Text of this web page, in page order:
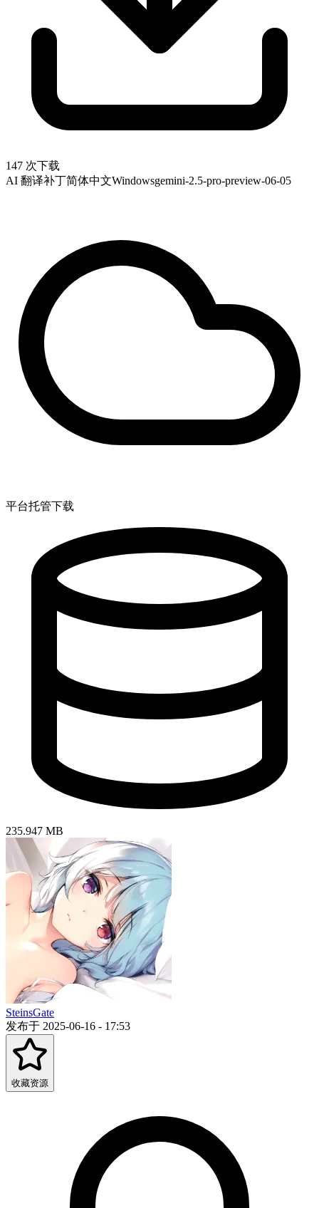
147 次下载
AI 翻译补丁简体中文Windowsgemini-2.5-pro-preview-06-05
平台托管下载
235.947 MB
SteinsGate
发布于 2025-06-16 - 17:53
收藏资源